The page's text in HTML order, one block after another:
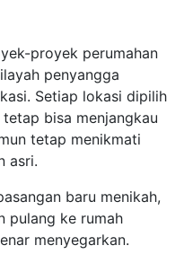
proyek perumahan
penyangga
Setiap lokasi dipilih
bisa menjangkau
tetap menikmati
asri.
baru menikah,
pulang ke rumah
menyegarkan.